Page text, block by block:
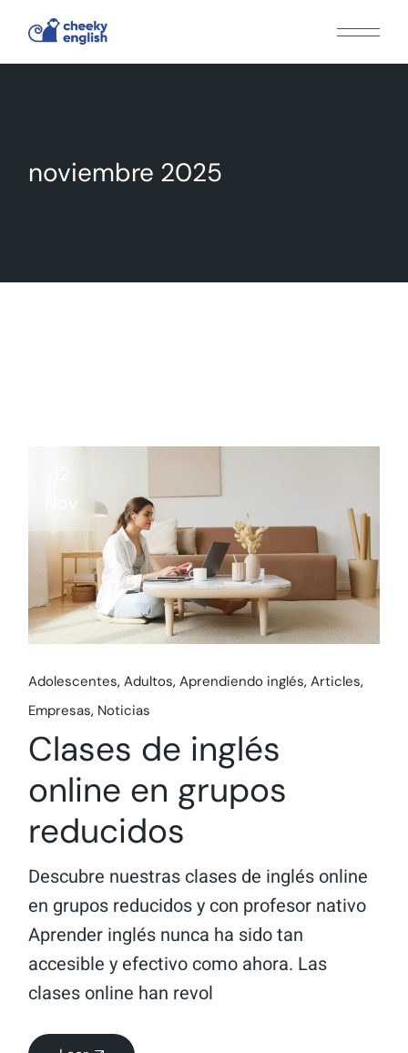
content
noviembre 2025
Adolescentes Adultos Aprendiendo inglés Articles
Empresas Noticias
Clases de inglés
online en grupos
reducidos
Descubre nuestras clases de inglés online
en grupos reducidos y con profesor nativo
Aprender inglés nunca ha sido tan
accesible y efectivo como ahora. Las
clases online han revol